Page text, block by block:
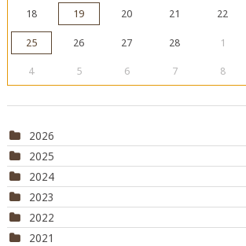
18 19 20 21 22
25 26 27 28 1
4 5 6 7 8
2026
2025
2024
2023
2022
2021